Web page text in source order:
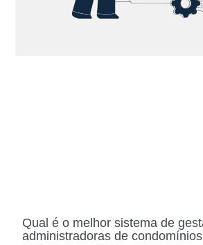
Qual é o melhor sistema de
administradoras de